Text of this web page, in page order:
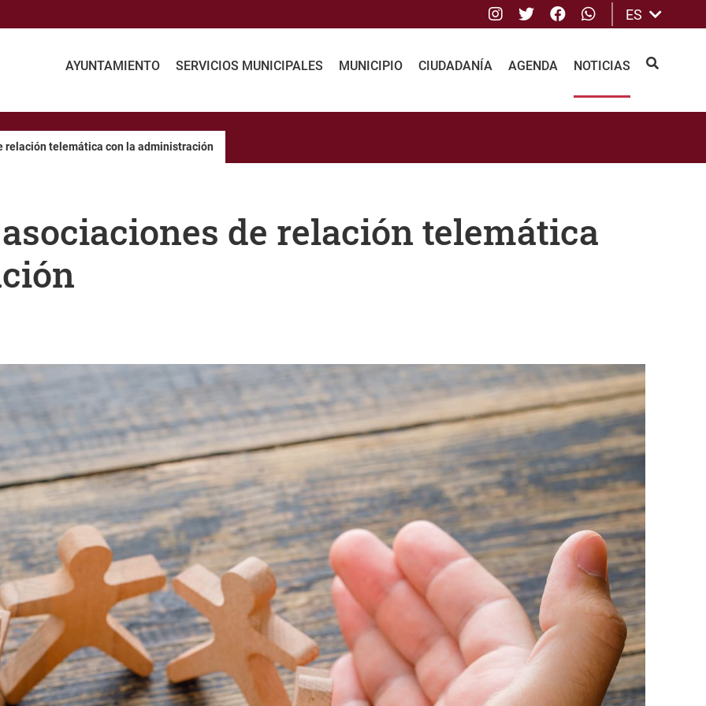
Instagram
TwitterFacebook
whatsApp
ES
AYUNTAMIENTO SERVICIOS MUNICIPALES MUNICIPIO CIUDADANÍA AGENDA NOTICIAS BUSCAR
relación telemática con la administración
de relación telemática